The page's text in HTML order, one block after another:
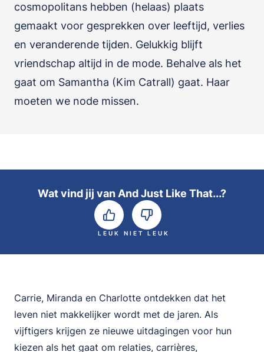
cosmopolitans hebben (helaas) plaats
gemaakt voor gesprekken over leeftijd, verlies
en veranderende tijden. Gelukkig blijft
vriendschap altijd in de mode. Behalve als het
gaat om Samantha (Kim Catrall) gaat. Haar
moeten we node missen.
Wat vind jij van And Just Like That...?
LEUK NIET LEUK
Carrie, Miranda en Charlotte ontdekken dat het
leven niet makkelijker wordt met de jaren. Als
vijftigers krijgen ze nieuwe uitdagingen voor hun
kiezen als het gaat om relaties, carrières,